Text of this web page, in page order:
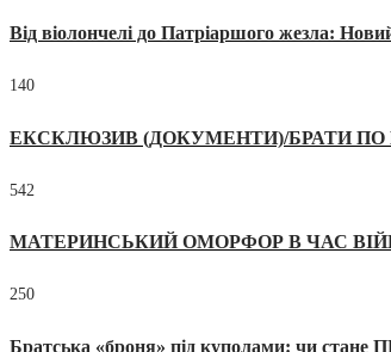
Від віолончелі до Патріаршого жезла:
140
ЕКСКЛЮЗИВ (ДОКУМЕНТИ)/БРАТИ
542
МАТЕРИНСЬКИЙ ОМОРФОР В ЧАС
250
Братська «броня» під куполами: чи стане